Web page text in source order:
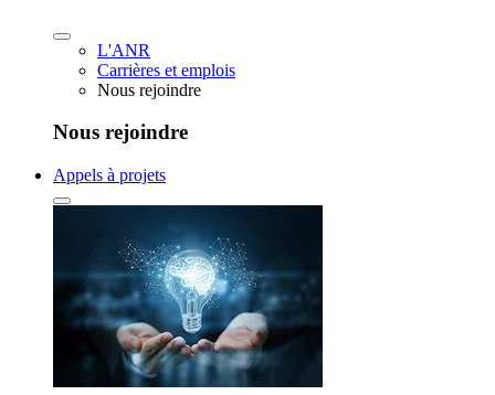
L'ANR
Carrières et emplois
Nous rejoindre
Nous rejoindre
Appels à projets